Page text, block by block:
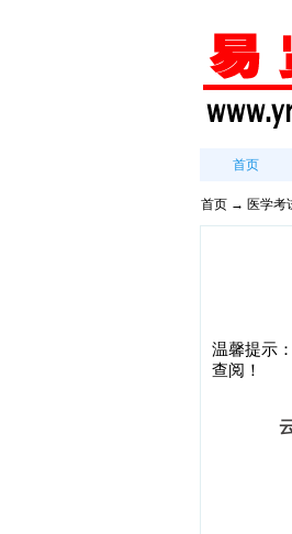
首页
首页 → 医学考
温馨提示
查阅！